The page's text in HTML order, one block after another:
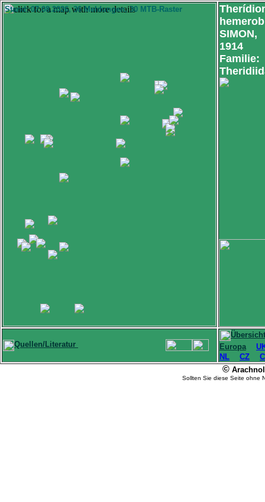
SIMON,
1914
Familie:
Stand: 07.08.2026, 36 Meldungen, 30 MTB-Raster
Quellen/Literatur
Übersicht
Europa
NL
CZ
©
Sollten Sie diese Seite ohne